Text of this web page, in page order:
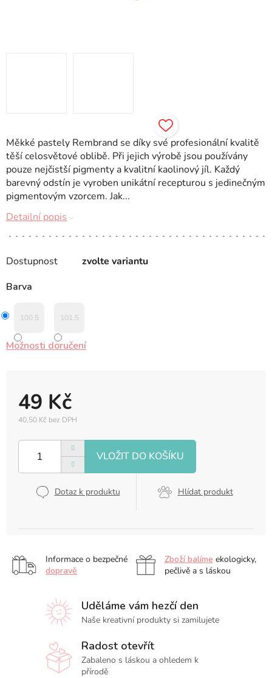
Dostupnost zvolte variantu
49 Kč
40,50 Kč bez DPH
cena:
Dotaz k produktu Hlídat produkt
Barva
100.5 101.5
Možnosti doručení
Měkké pastely Rembrand se díky své profesionální kvalitě
těší celosvětové oblibě. Při jejich výrobě jsou používány
pouze nejčistší pigmenty a kvalitní kaolinový jíl. Každý
barevný odstín je vyroben unikátní recepturou s jedinečným
pigmentovým vzorcem. Jak...
Detailní popis
Informace o bezpečné
dopravě
Zboží balíme ekologicky,
pečlivě a s láskou
Uděláme vám hezčí den
Naše kreativní produkty si zamilujete
Radost otevřít
Zabaleno s láskou a ohledem k
přírodě